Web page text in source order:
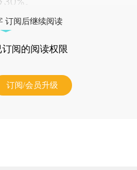
订阅后继续阅读
订阅的阅读权限
订阅/会员升级